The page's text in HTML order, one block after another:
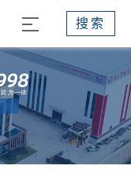
搜索